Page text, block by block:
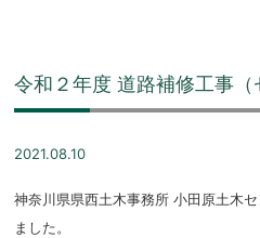
令和２年度 道路補修工事（
2021.08.10
神奈川県県西土木事務所 小田原土木
ました。